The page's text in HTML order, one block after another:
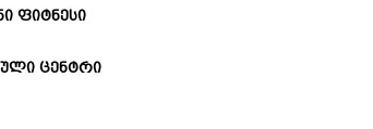
ᲤᲘᲢᲜᲔᲡᲘ
ᲪᲔᲜᲢᲠᲘ